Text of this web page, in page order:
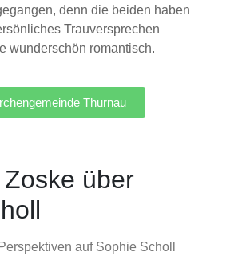
denn die beiden haben
Trauversprechen
wunderschön romantisch.
Thurnau
über